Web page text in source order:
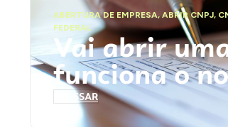
ABERTURA DE EMPRESA,ABRIR CNPJ,
FEDERAL
Vai abrir
funciona o
ACESSAR